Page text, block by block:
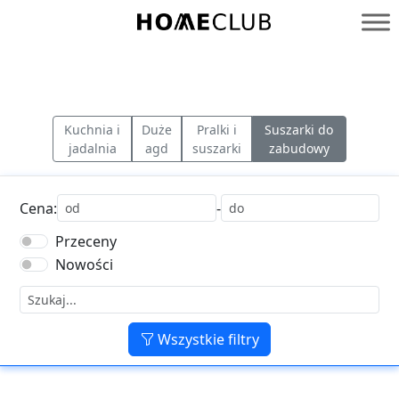
Homeclub
Kuchnia i
jadalnia
Duże
agd
Pralki i
suszarki
Suszarki do
zabudowy
Cena:
-
Przeceny
Nowości
Wszystkie filtry